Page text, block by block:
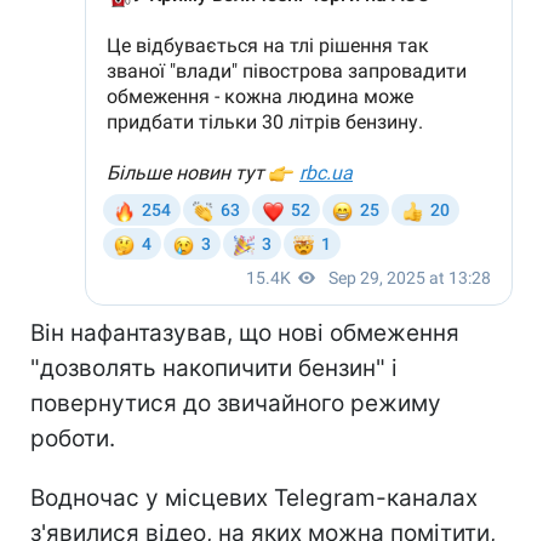
Він нафантазував, що нові обмеження
"дозволять накопичити бензин" і
повернутися до звичайного режиму
роботи.
Водночас у місцевих Telegram-каналах
з'явилися відео, на яких можна помітити,